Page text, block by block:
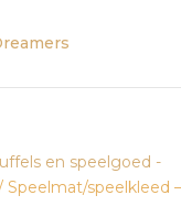
en speelgoed -
speelkleed